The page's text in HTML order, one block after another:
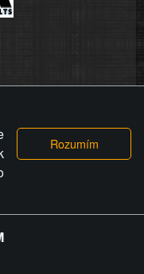
opatření provozovatele
nebo video na
videa nebo
uplatnit vůči
škody nebo
To jen